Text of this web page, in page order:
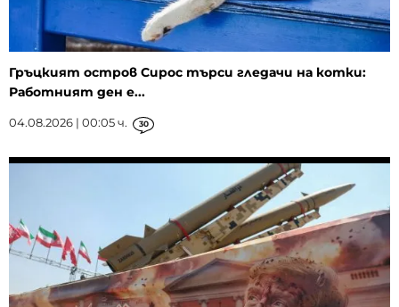
Гръцкият остров Сирос търси гледачи на котки:
Работният ден е...
04.08.2026 | 00:05 ч. 30